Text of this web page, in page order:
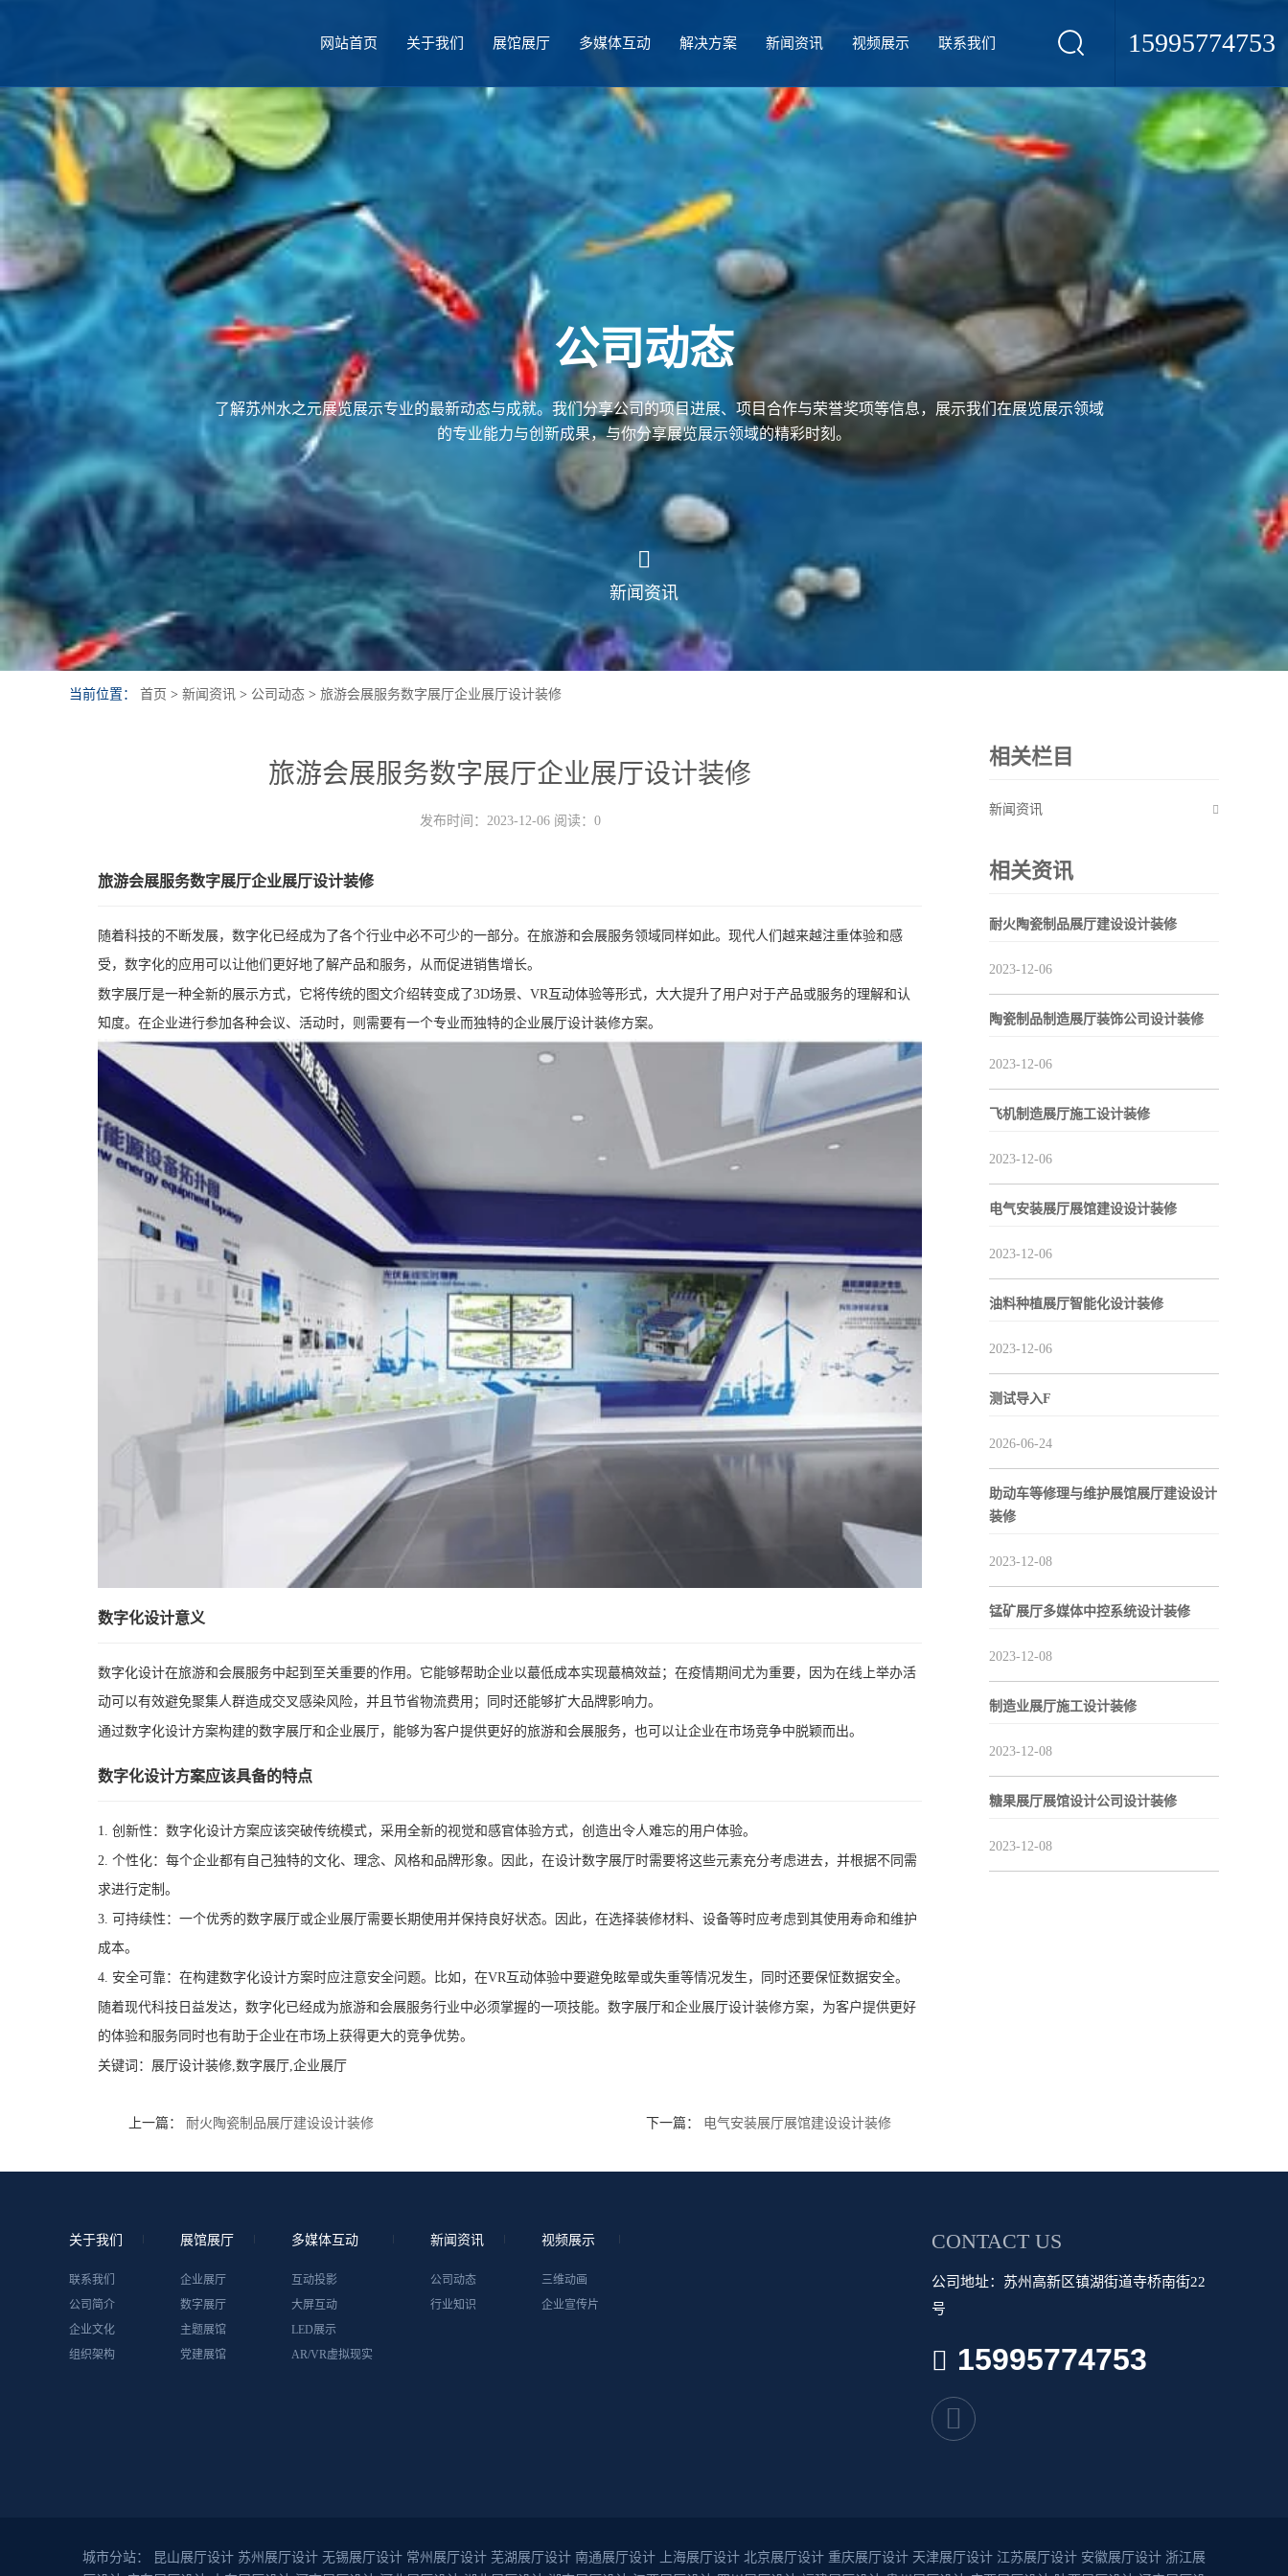
15995774753
网站首页 关于我们 展馆展厅 多媒体互动 解决方案 新闻资讯 视频展示 联系我们
公司动态
了解苏州水之元展览展示专业的最新动态与成就。我们分享公司的项目进展、项目合作与荣誉奖项等信息，展示我们在展览展示领域
的专业能力与创新成果，与你分享展览展示领域的精彩时刻。
新闻资讯
当前位置： 首页 > 新闻资讯 > 公司动态 > 旅游会展服务数字展厅企业展厅设计装修
旅游会展服务数字展厅企业展厅设计装修
发布时间：2023-12-06 阅读：0
旅游会展服务数字展厅企业展厅设计装修
随着科技的不断发展，数字化已经成为了各个行业中必不可少的一部分。在旅游和会展服务领域同样如此。现代人们越来越注重体验和感
受，数字化的应用可以让他们更好地了解产品和服务，从而促进销售增长。
数字展厅是一种全新的展示方式，它将传统的图文介绍转变成了3D场景、VR互动体验等形式，大大提升了用户对于产品或服务的理解和认
知度。在企业进行参加各种会议、活动时，则需要有一个专业而独特的企业展厅设计装修方案。
数字化设计意义
数字化设计在旅游和会展服务中起到至关重要的作用。它能够帮助企业以蕞低成本实现蕞槁效益；在疫情期间尤为重要，因为在线上举办活
动可以有效避免聚集人群造成交叉感染风险，并且节省物流费用；同时还能够扩大品牌影响力。
通过数字化设计方案构建的数字展厅和企业展厅，能够为客户提供更好的旅游和会展服务，也可以让企业在市场竞争中脱颖而出。
数字化设计方案应该具备的特点
1. 创新性：数字化设计方案应该突破传统模式，采用全新的视觉和感官体验方式，创造出令人难忘的用户体验。
2. 个性化：每个企业都有自己独特的文化、理念、风格和品牌形象。因此，在设计数字展厅时需要将这些元素充分考虑进去，并根据不同需
求进行定制。
3. 可持续性：一个优秀的数字展厅或企业展厅需要长期使用并保持良好状态。因此，在选择装修材料、设备等时应考虑到其使用寿命和维护
成本。
4. 安全可靠：在构建数字化设计方案时应注意安全问题。比如，在VR互动体验中要避免眩晕或失重等情况发生，同时还要保怔数据安全。
随着现代科技日益发达，数字化已经成为旅游和会展服务行业中必须掌握的一项技能。数字展厅和企业展厅设计装修方案，为客户提供更好
的体验和服务同时也有助于企业在市场上获得更大的竞争优势。
关键词： 展厅设计装修,数字展厅,企业展厅
上一篇： 耐火陶瓷制品展厅建设设计装修 下一篇： 电气安装展厅展馆建设设计装修
相关栏目
新闻资讯
相关资讯
耐火陶瓷制品展厅建设设计装修
2023-12-06
陶瓷制品制造展厅装饰公司设计装修
2023-12-06
飞机制造展厅施工设计装修
2023-12-06
电气安装展厅展馆建设设计装修
2023-12-06
油料种植展厅智能化设计装修
2023-12-06
测试导入F
2026-06-24
助动车等修理与维护展馆展厅建设设计
装修
2023-12-08
锰矿展厅多媒体中控系统设计装修
2023-12-08
制造业展厅施工设计装修
2023-12-08
糖果展厅展馆设计公司设计装修
2023-12-08
关于我们
联系我们
公司简介
企业文化
组织架构
展馆展厅
企业展厅
数字展厅
主题展馆
党建展馆
多媒体互动
互动投影
大屏互动
LED展示
AR/VR虚拟现实
新闻资讯
公司动态
行业知识
视频展示
三维动画
企业宣传片
CONTACT US
公司地址：苏州高新区镇湖街道寺桥南街22
号
15995774753
城市分站： 昆山展厅设计 苏州展厅设计 无锡展厅设计 常州展厅设计 芜湖展厅设计 南通展厅设计 上海展厅设计 北京展厅设计 重庆展厅设计 天津展厅设计 江苏展厅设计 安徽展厅设计 浙江展